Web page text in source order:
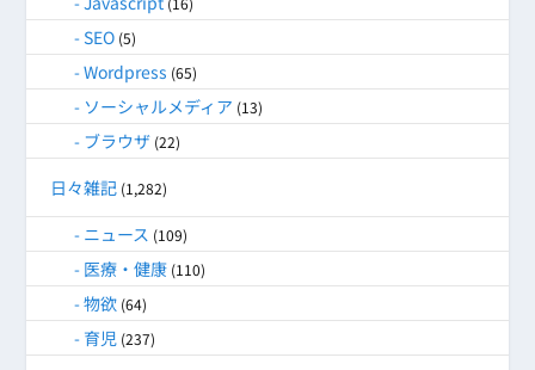
SEO (5)
Wordpress (65)
ソーシャルメディア (13)
ブラウザ (22)
日々雑記 (1,282)
ニュース (109)
医療・健康 (110)
物欲 (64)
育児 (237)